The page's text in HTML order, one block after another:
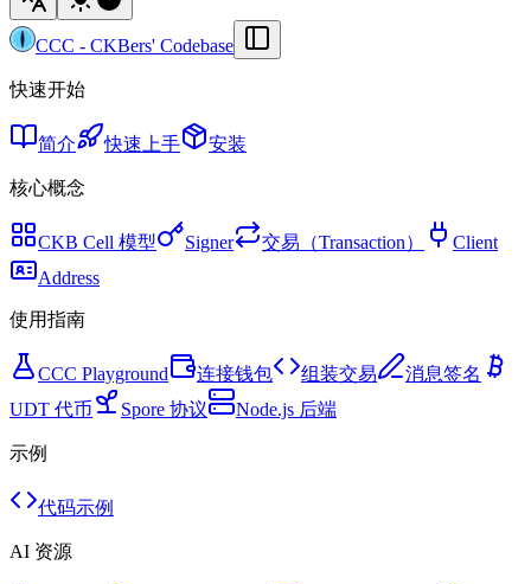
CCC - CKBers' Codebase
快速开始
简介 快速上手 安装
核心概念
CKB Cell 模型 Signer 交易（Transaction）
Client
Address
使用指南
CCC Playground 连接钱包 组装交易
消息签名
UDT 代币
Spore 协议 Node.js 后端
示例
代码示例
AI 资源